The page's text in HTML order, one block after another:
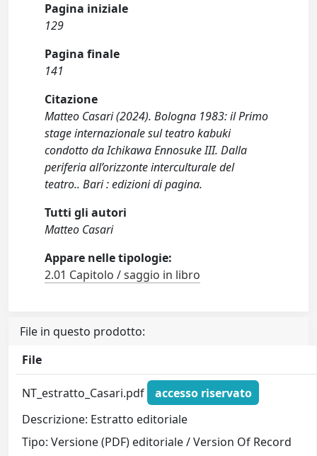
Pagina iniziale
129
Pagina finale
141
Citazione
Matteo Casari (2024). Bologna 1983: il Primo
stage internazionale sul teatro kabuki
condotto da Ichikawa Ennosuke III. Dalla
periferia all’orizzonte interculturale del
teatro.. Bari : edizioni di pagina.
Tutti gli autori
Matteo Casari
Appare nelle tipologie:
2.01 Capitolo / saggio in libro
File in questo prodotto:
File
NT_estratto_Casari.pdf
accesso riservato
Descrizione: Estratto editoriale
Tipo: Versione (PDF) editoriale / Version Of Record